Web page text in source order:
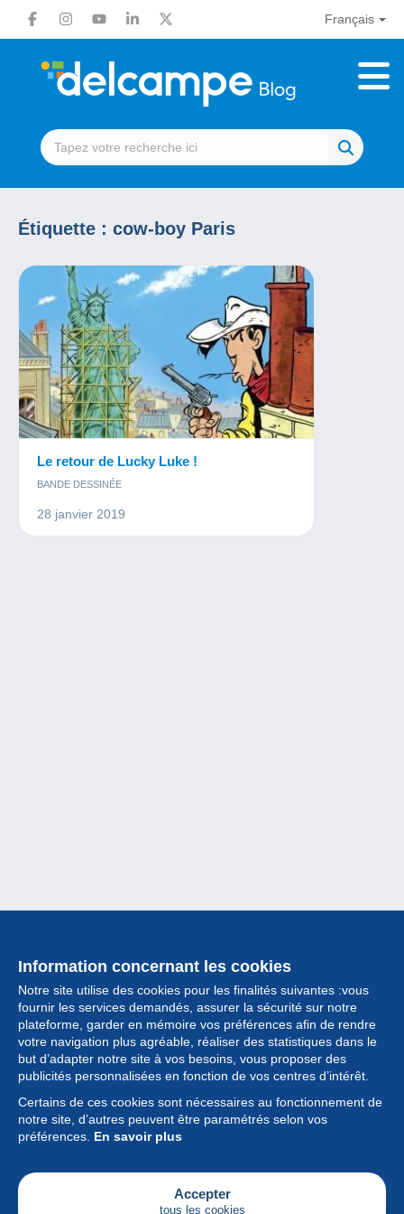
Français
Étiquette : cow-boy Paris
Le retour de Lucky Luke !
BANDE DESSINÉE
28 janvier 2019
Information concernant les cookies
Notre site utilise des cookies pour les finalités suivantes :vous
fournir les services demandés, assurer la sécurité sur notre
plateforme, garder en mémoire vos préférences afin de rendre
votre navigation plus agréable, réaliser des statistiques dans le
but d’adapter notre site à vos besoins, vous proposer des
publicités personnalisées en fonction de vos centres d’intérêt.
Certains de ces cookies sont nécessaires au fonctionnement de
notre site, d’autres peuvent être paramétrés selon vos
préférences. En savoir plus
Accepter
tous les cookies
Collection
Actualités
Fonctionnalités
Société